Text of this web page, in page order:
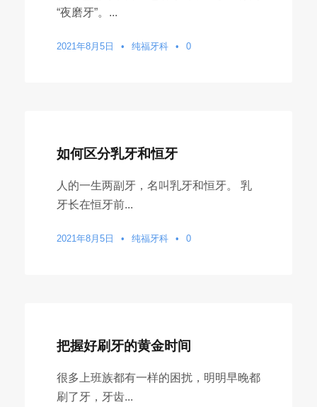
“夜磨牙”。...
2021年8月5日 • 纯福牙科 • 0
如何区分乳牙和恒牙
人的一生两副牙，名叫乳牙和恒牙。 乳
牙长在恒牙前...
2021年8月5日 • 纯福牙科 • 0
把握好刷牙的黄金时间
很多上班族都有一样的困扰，明明早晚都
刷了牙，牙齿...